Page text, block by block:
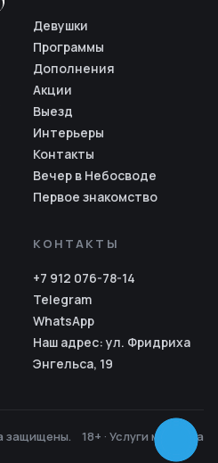
Девушки
Программы
Дополнения
Акции
Выезд
Интерьеры
Контакты
Вечер в Небосводе
Первое знакомство
КОНТАКТЫ
+7 912 076-78-14
Telegram
WhatsApp
Наш адрес: ул. Фридриха
Энгельса, 19
защищены. 18+ · Услуги массажа